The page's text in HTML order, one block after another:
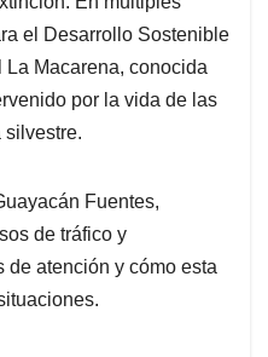
el Desarrollo Sostenible
Macarena, conocida
por la vida de las
silvestre.
Fuentes,
de tráfico y
de atención y cómo esta